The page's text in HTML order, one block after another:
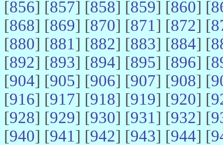
[856] [857] [858] [859] [860] [
[868] [869] [870] [871] [872] [
[880] [881] [882] [883] [884] [
[892] [893] [894] [895] [896] [
[904] [905] [906] [907] [908] [
[916] [917] [918] [919] [920] [
[928] [929] [930] [931] [932] [
[940] [941] [942] [943] [944] [